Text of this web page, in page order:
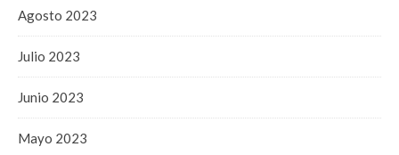
Agosto 2023
Julio 2023
Junio 2023
Mayo 2023